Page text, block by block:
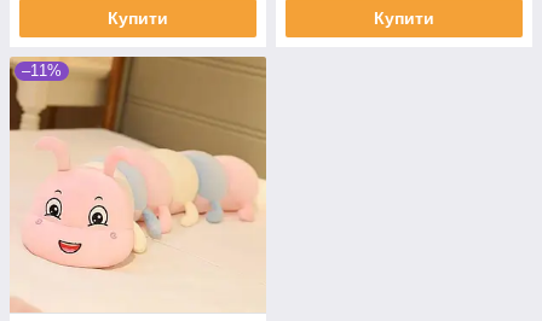
Купити Купити
–11%